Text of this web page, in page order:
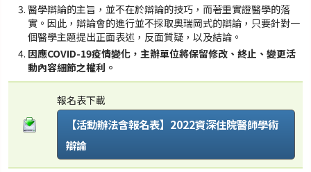
醫學辯論的主旨，並不在於辯論的技巧，而著重實證醫學的落
實。因此，辯論會的進行並不採取奧瑞岡式的辯論，只要針對一
個醫學主題提出正面表述，反面質疑，以及結論。
因應COVID-19疫情變化，主辦單位將保留修改、終止、變更活
動內容細節之權利。
報名表下載
【活動辦法含報名表】2022資深住院醫師學術
辯論